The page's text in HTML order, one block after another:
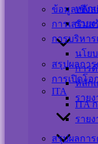
หลัก
ราย
สรุปผลกา
การเปิดโ
ITA
ITA
ราย
ข้อมูลเชิง
การเสริม
การบริหา
นโย
การ
หลัก
ราย
สรุปผลกา